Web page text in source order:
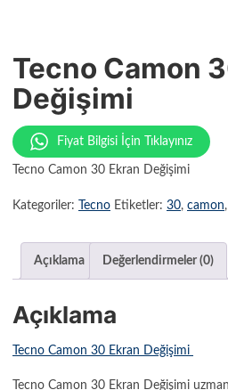
Tecno Camon
Değişimi
Fiyat Bilgisi İçin Tıklayınız
Tecno Camon 30 Ekran Değişimi
Kategoriler: Tecno Etiketler: 30, camon,
Açıklama Değerlendirmeler (0)
Açıklama
Tecno Camon 30 Ekran Değişimi
Tecno Camon 30 Ekran Değişimi